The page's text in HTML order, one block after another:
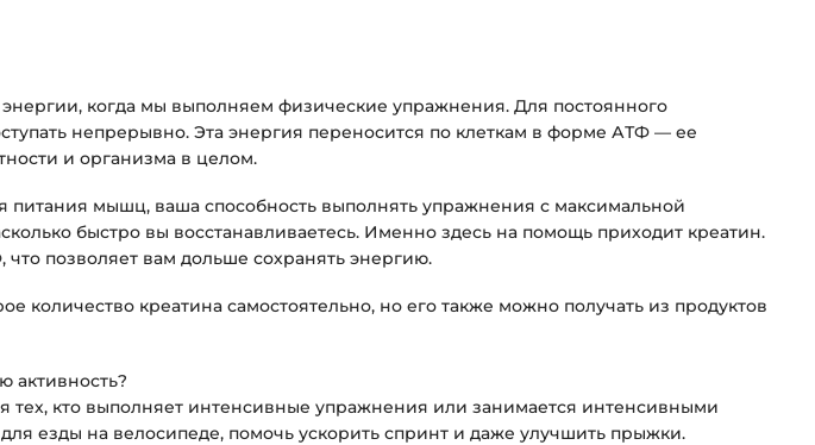
когда мы выполняем физические упражнения. Для постоянного
непрерывно. Эта энергия переносится по клеткам в форме АТФ — ее
и организма в целом.
питания мышц, ваша способность выполнять упражнения с максимальной
быстро вы восстанавливаетесь. Именно здесь на помощь приходит креатин.
позволяет вам дольше сохранять энергию.
количество креатина самостоятельно, но его также можно получать из продуктов
активность?
тех, кто выполняет интенсивные упражнения или занимается интенсивными
езды на велосипеде, помочь ускорить спринт и даже улучшить прыжки.